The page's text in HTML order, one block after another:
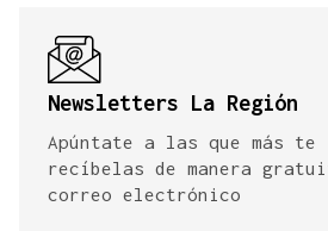
Newsletters La Región
Apúntate a las que más te
recíbelas de manera
correo electrónico